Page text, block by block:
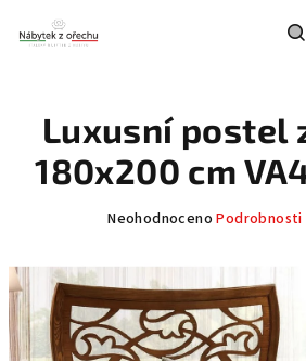
obsah
Luxusní postel
180x200 cm
Průměrné
produktu
je
0,0
z
5
Neohodnoceno